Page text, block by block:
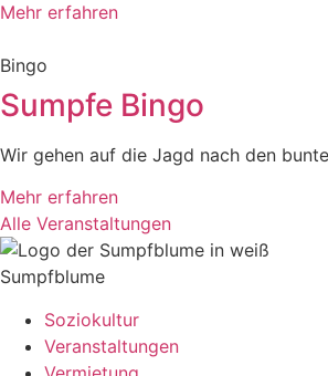
Mehr erfahren
Bingo
Sumpfe Bingo
Wir gehen auf die Jagd nach den
Mehr erfahren
Alle Veranstaltungen
Sumpfblume
Soziokultur
Veranstaltungen